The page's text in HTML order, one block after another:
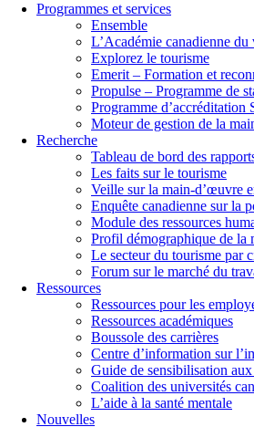
Programmes et services
Ensemble
L’Académie canadienne
Explorez le tourisme
Emerit – Formation et
Propulse – Programme de
Programme
Moteur de gestion de la
Recherche
Tableau de bord des
Les faits sur le tourisme
Veille sur la main-d’œuvre
Enquête canadienne sur la
Module des ressources
Profil démographique de la
Le secteur du tourisme par
Forum sur le marché du
Ressources
Ressources pour les
Ressources académiques
Boussole des carrières
Centre d’information sur
Guide de sensibilisation
Coalition des universités
L’aide à la santé mentale
Nouvelles